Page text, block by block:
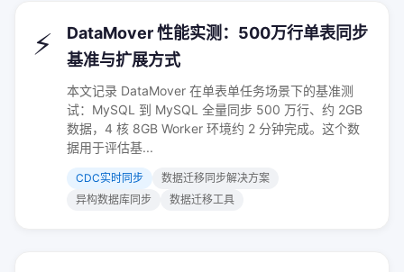
⚡
DataMover 性能实测：500万行单表同步
基准与扩展方式
本文记录 DataMover 在单表单任务场景下的基准测
试：MySQL 到 MySQL 全量同步 500 万行、约 2GB
数据，4 核 8GB Worker 环境约 2 分钟完成。这个数
据用于评估基...
CDC实时同步
数据迁移同步解决方案
异构数据库同步
数据迁移工具